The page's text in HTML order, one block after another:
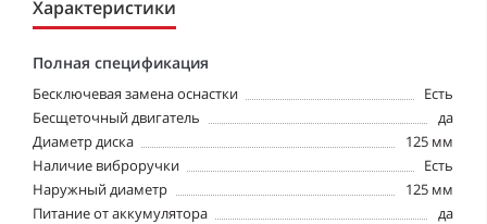
Характеристики
Полная спецификация
Бесключевая замена оснастки
Есть
Бесщеточный двигатель
да
Диаметр диска
125 мм
Наличие виброручки
Есть
Наружный диаметр
125 мм
Питание от аккумулятора
да